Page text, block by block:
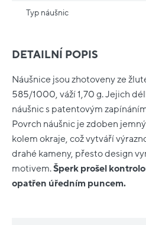
DETAILNÍ POPIS
Náušnice jsou zhotoveny ze
585/1000, váží 1,70 g. Jejich
náušnic s patentovým
Povrch náušnic je zdoben
kolem okraje, což vytváří
drahé kameny, přesto design
motivem.Šperk prošel
opatřen úředním puncem.
Typ náušnic